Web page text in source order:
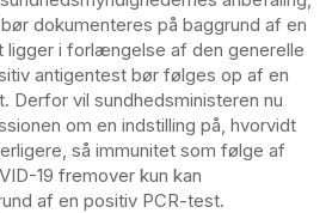
dokumenteres på baggrund af en
ligger i forlængelse af den generelle
antigentest bør følges op af en
Derfor vil sundhedsministeren nu
om en indstilling på, hvorvidt
så immunitet som følge af
19 fremover kun kan
af en positiv PCR-test.